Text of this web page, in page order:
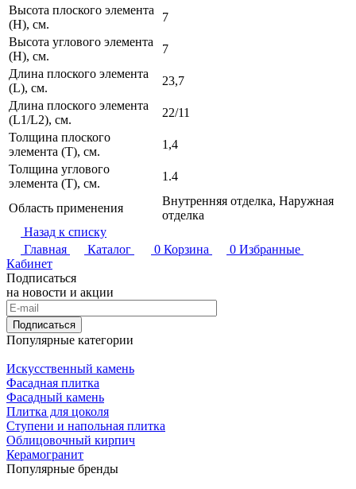
Высота плоского элемента
(H), см.
7
Высота углового элемента
(H), см.
7
Длина плоского элемента
(L), см.
23,7
Длина плоского элемента
(L1/L2), см.
22/11
Толщина плоского
элемента (T), см.
1,4
Толщина углового
элемента (T), см.
1.4
Область применения
Внутренняя отделка, Наружная
отделка
Назад к списку
Главная
Каталог 0 Корзина 0 Избранные
Кабинет
Подписаться
на новости и акции
Подписаться
Популярные категории
Искусственный камень
Фасадная плитка
Фасадный камень
Плитка для цоколя
Ступени и напольная плитка
Облицовочный кирпич
Керамогранит
Популярные бренды